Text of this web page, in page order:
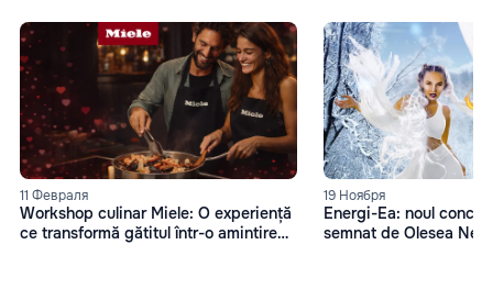
11 Февраля
Workshop culinar Miele: O experiență
ce transformă gătitul într-o amintire
19 Ноября
Energi-Ea: noul
semnat de Olesea